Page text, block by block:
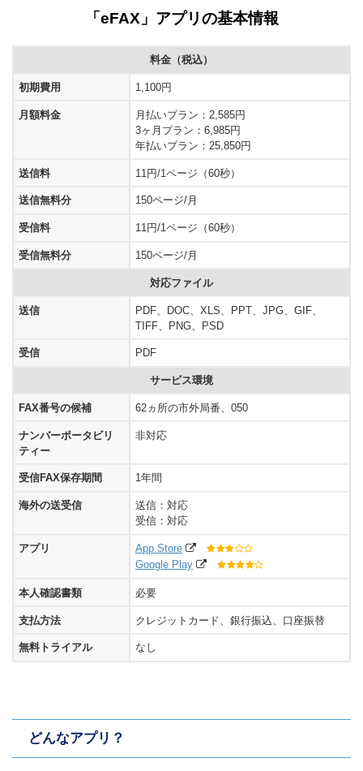
「eFAX」アプリの基本情報
料金（税込）
初期費用 1,100円
月額料金
月払いプラン：2,585円
3ヶ月プラン：6,985円
年払いプラン：25,850円
送信料 11円/1ページ（60秒）
送信無料分 150ページ/月
受信料 11円/1ページ（60秒）
受信無料分 150ページ/月
対応ファイル
送信
PDF、DOC、XLS、PPT、JPG、GIF、
TIFF、PNG、PSD
受信 PDF
サービス環境
FAX番号の候補 62ヵ所の市外局番、050
ナンバーポータビリ
ティー
非対応
受信FAX保存期間 1年間
海外の送受信
送信：対応
受信：対応
アプリ
App Store
Google Play
本人確認書類 必要
支払方法 クレジットカード、銀行振込、口座振替
無料トライアル なし
どんなアプリ？